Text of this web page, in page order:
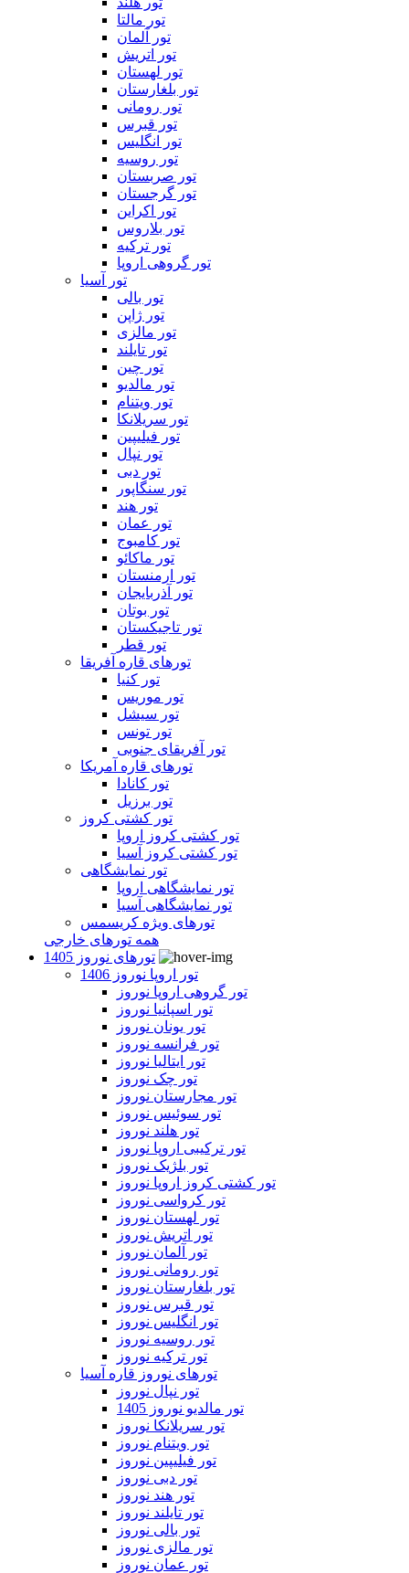
تور مالتا
تور آلمان
تور اتریش
تور لهستان
تور بلغارستان
تور رومانی
تور قبرس
تور انگلیس
تور روسیه
تور صربستان
تور گرجستان
تور اکراین
تور بلاروس
تور ترکیه
تور گروهی اروپا
تور آسیا
تور بالی
تور ژاپن
تور مالزی
تور تایلند
تور چین
تور مالدیو
تور ویتنام
تور سریلانکا
تور فیلیپین
تور نپال
تور دبی
تور سنگاپور
تور هند
تور عمان
تور کامبوج
تور ماکائو
تور ارمنستان
تور آذربایجان
تور بوتان
تور تاجیکستان
تور قطر
تورهای قاره آفریقا
تور کنیا
تور موریس
تور سیشل
تور تونس
تور آفریقای جنوبی
تورهای قاره آمریکا
تور کانادا
تور برزیل
تور کشتی کروز
تور کشتی کروز اروپا
تور کشتی کروز آسیا
تور نمایشگاهی
تور نمایشگاهی اروپا
تور نمایشگاهی آسیا
تورهای ویژه کریسمس
همه تورهای خارجی
تورهای نوروز 1405
تور اروپا نوروز 1406
تور گروهی اروپا نوروز
تور اسپانیا نوروز
تور یونان نوروز
تور فرانسه نوروز
تور ایتالیا نوروز
تور چک نوروز
تور مجارستان نوروز
تور سوئیس نوروز
تور هلند نوروز
تور ترکیبی اروپا نوروز
تور بلژیک نوروز
تور کشتی کروز اروپا نوروز
تور کرواسی نوروز
تور لهستان نوروز
تور اتریش نوروز
تور آلمان نوروز
تور رومانی نوروز
تور بلغارستان نوروز
تور قبرس نوروز
تور انگلیس نوروز
تور روسیه نوروز
تور ترکیه نوروز
تورهای نوروز قاره آسیا
تور نپال نوروز
تور مالدیو نوروز 1405
تور سریلانکا نوروز
تور ویتنام نوروز
تور فیلیپین نوروز
تور دبی نوروز
تور هند نوروز
تور تایلند نوروز
تور بالی نوروز
تور مالزی نوروز
تور عمان نوروز